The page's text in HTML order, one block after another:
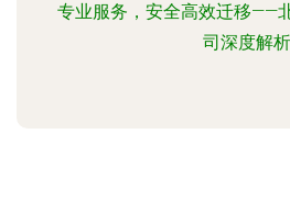
专业服务，安全高效迁移——
司深度解析